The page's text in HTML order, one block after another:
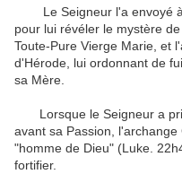
Le Seigneur l'a envoyé à
pour lui révéler le mystère
Toute-Pure Vierge Marie et
d'Hérode lui ordonnant de
sa Mère
Lorsque le Seigneur a
avant sa Passion l'archange
"homme de Dieu" (Luke.
fortifier.